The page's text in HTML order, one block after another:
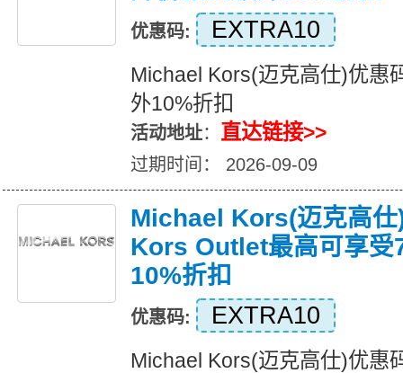
优惠码: EXTRA10
Michael Kors(迈克高仕)优惠
外10%折扣
活动地址： 直达链接>>
过期时间： 2026-09-09
Michael Kors(迈克高
Kors Outlet最高可享受
10%折扣
优惠码: EXTRA10
Michael Kors(迈克高仕)优惠